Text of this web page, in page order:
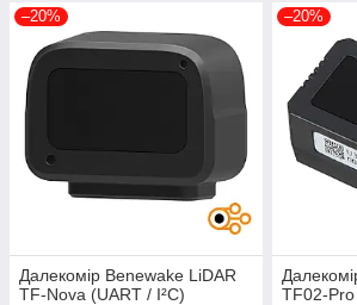
–20%
Далекомір Benewake LiDAR
TF-Nova (UART / I²C)
–20%
TF02-Pro